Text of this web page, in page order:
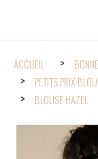
ACCUEIL
PETITS PRIX
BLOUSE HAZEL